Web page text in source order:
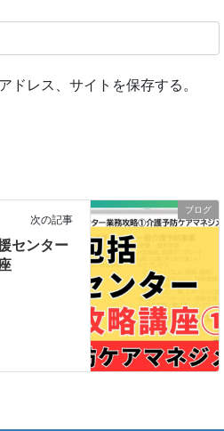
ドレス、サイトを保存する。
ブログ
次の記事
センター